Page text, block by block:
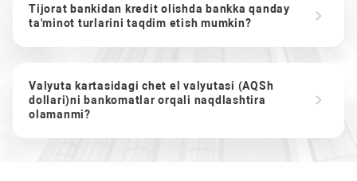
Tijorat bankidan kredit olishda bankka qanday
ta'minot turlarini taqdim etish mumkin?
Valyuta kartasidagi chet el valyutasi (AQSh
dollari)ni bankomatlar orqali naqdlashtira
olamanmi?